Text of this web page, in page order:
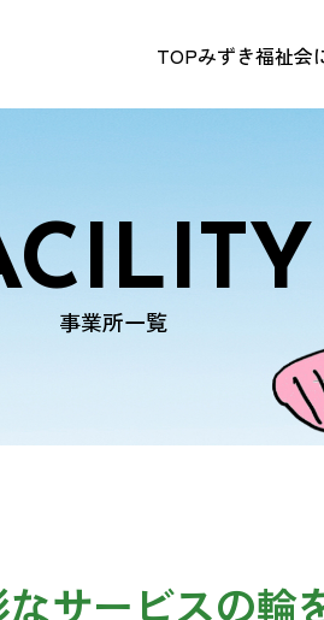
TOPみずき福祉会
事業所一覧
なサービスの輪